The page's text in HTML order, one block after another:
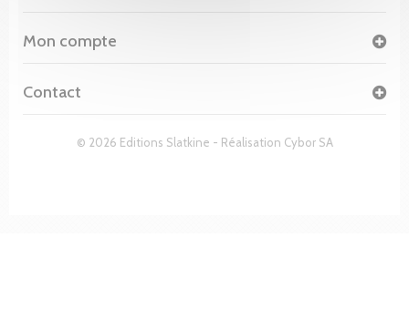
© 2026 Editions Slatkine - Réalisation Cybor SA
Mon compte
Contact